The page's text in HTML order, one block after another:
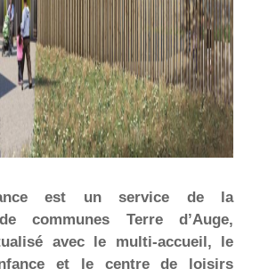
est un service de la
communes Terre d’Auge,
avec le multi-accueil, le
et le centre de loisirs